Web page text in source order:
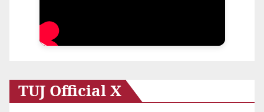
TUJ Official X